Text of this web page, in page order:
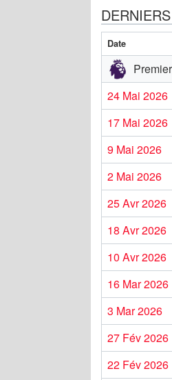
Date
24 Mai 2026
17 Mai 2026
9 Mai 2026
2 Mai 2026
25 Avr 2026
18 Avr 2026
10 Avr 2026
16 Mar 2026
3 Mar 2026
27 Fév 2026
22 Fév 2026